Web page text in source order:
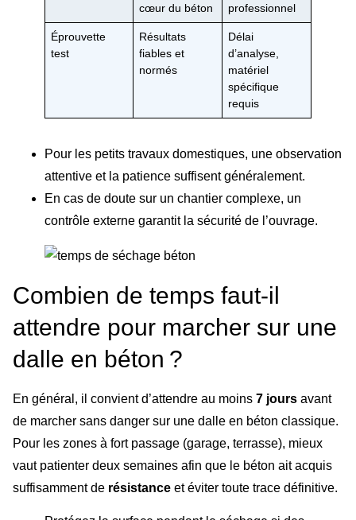
cœur du béton
professionnel
Éprouvette
test
Résultats
fiables et
normés
Délai
d’analyse,
matériel
spécifique
requis
Pour les petits travaux domestiques, une observation
attentive et la patience suffisent généralement.
En cas de doute sur un chantier complexe, un
contrôle externe garantit la sécurité de l’ouvrage.
Combien de temps faut-il
attendre pour marcher sur une
dalle en béton ?
En général, il convient d’attendre au moins 7 jours avant
de marcher sans danger sur une dalle en béton classique.
Pour les zones à fort passage (garage, terrasse), mieux
vaut patienter deux semaines afin que le béton ait acquis
suffisamment de résistance et éviter toute trace définitive.